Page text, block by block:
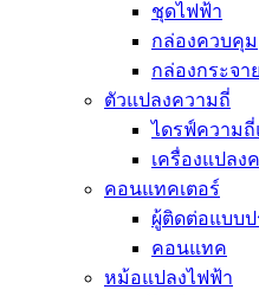
ชุดไฟฟ้า
กล่องควบคุม
กล่องกระจา
ตัวแปลงความถี่
ไดรฟ์ความ
เครื่องแปลง
คอนแทคเตอร์
ผู้ติดต่อแบบ
คอนแทค
หม้อแปลงไฟฟ้า